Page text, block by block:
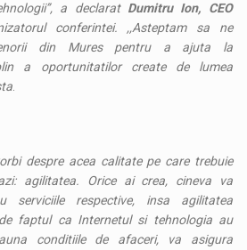
a declarat Dumitru Ion, CEO
conferintei. ,,Asteptam sa ne
din Mures pentru a ajuta la
a oportunitatilor create de lumea
despre acea calitate pe care trebuie
agilitatea. Orice ai crea, cineva va
serviciile respective, insa agilitatea
faptul ca Internetul si tehnologia au
conditiile de afaceri, va asigura